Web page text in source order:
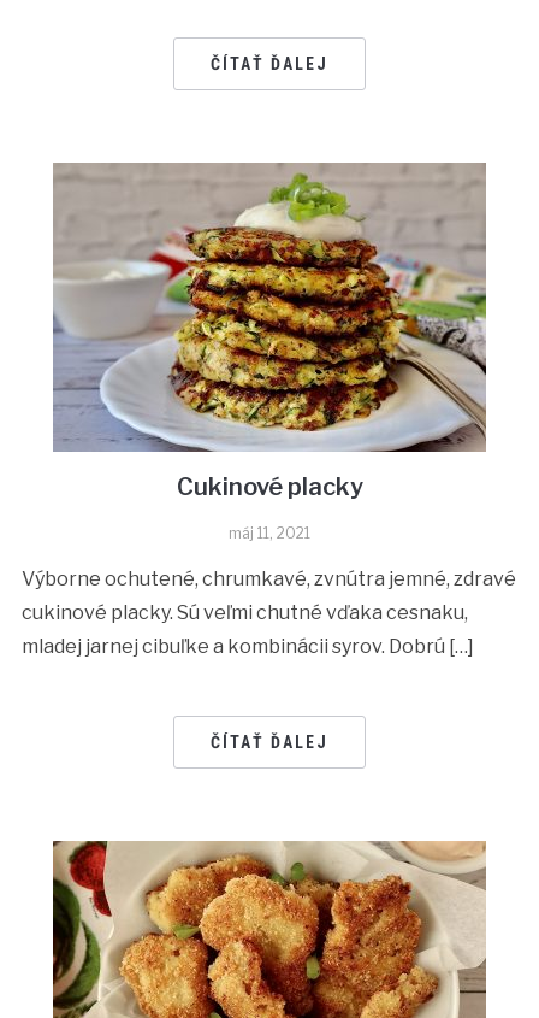
ČÍTAŤ ĎALEJ
Cukinové placky
máj 11, 2021
Výborne ochutené, chrumkavé, zvnútra jemné, zdravé
cukinové placky. Sú veľmi chutné vďaka cesnaku,
mladej jarnej cibuľke a kombinácii syrov. Dobrú […]
ČÍTAŤ ĎALEJ